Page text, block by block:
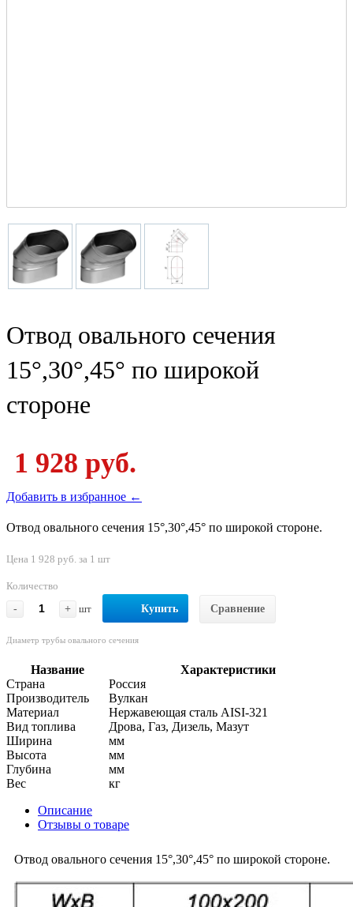
Отвод овального сечения
15°,30°,45° по широкой
стороне
1 928 руб.
Добавить в избранное ←
Отвод овального сечения 15°,30°,45° по широкой стороне.
Цена 1 928 руб. за 1 шт
Количество
-
+ шт Купить Сравнение
Диаметр трубы овального сечения
Название
Характеристики
Страна
Россия
Производитель
Вулкан
Материал
Нержавеющая сталь AISI-321
Вид топлива
Дрова, Газ, Дизель, Мазут
Ширина
мм
Высота
мм
Глубина
мм
Вес
кг
Описание
Отзывы о товаре
Отвод овального сечения 15°,30°,45° по широкой стороне.